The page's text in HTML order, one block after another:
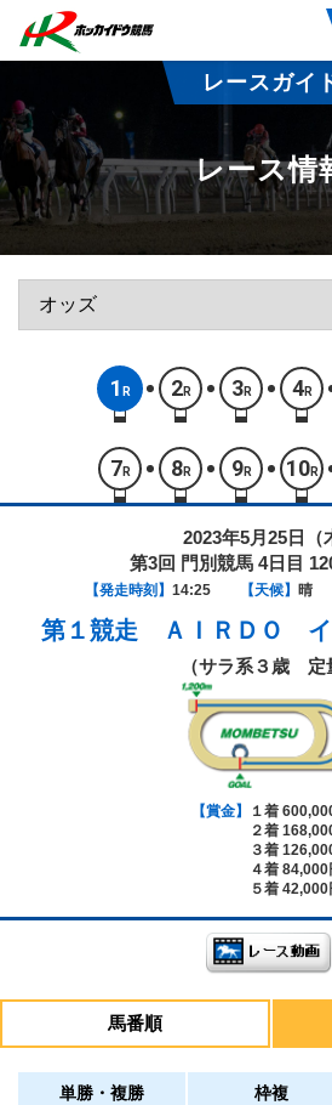
レースガイ
レース情
1 R 2R 3R 4R
7 R 8R 9R 10R
2023年5月25日（
第3回 門別競馬 4日目
【発走時刻】 14:25 【天候】 晴
第１競走 ＡＩＲＤＯ
（サラ系３歳 定
【賞金】
１着
２着
３着
４着 84,000
５着 42,000
馬番順
単勝・複勝 枠複